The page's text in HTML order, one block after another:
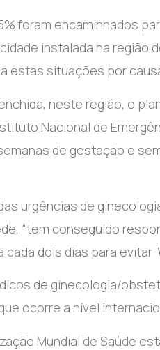
foram encaminhados
instalada na região
estas situações por
neste região, o
Nacional de
de gestação e
urgências de
“tem conseguido
cada dois dias para
de ginecologia/
ocorre a nível
Mundial de Saúde